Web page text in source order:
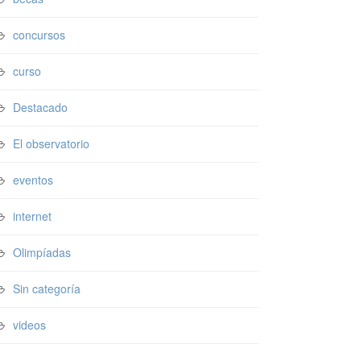
concursos
curso
Destacado
El observatorio
eventos
internet
Olimpíadas
Sin categoría
videos